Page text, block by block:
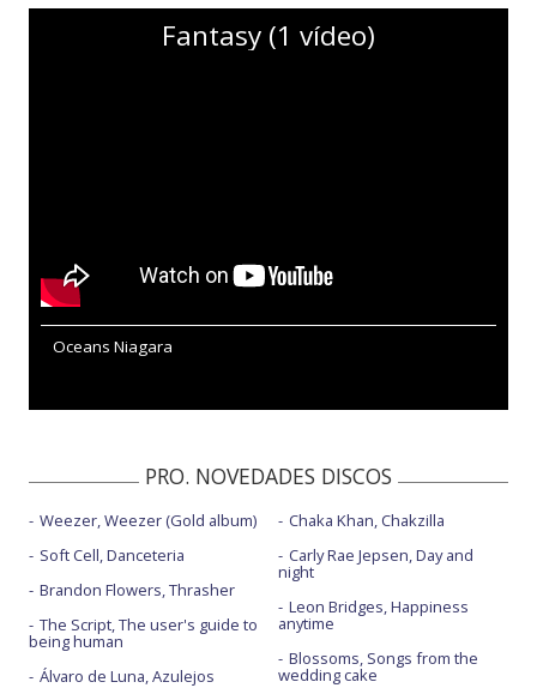
Fantasy (1 vídeo)
Oceans Niagara
PRO. NOVEDADES DISCOS
Weezer, Weezer (Gold album)
Soft Cell, Danceteria
Brandon Flowers, Thrasher
The Script, The user's guide to
being human
Álvaro de Luna, Azulejos
Chaka Khan, Chakzilla
Carly Rae Jepsen, Day and
night
Leon Bridges, Happiness
anytime
Blossoms, Songs from the
wedding cake